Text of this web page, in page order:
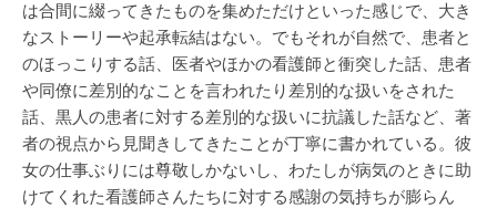
は合間に綴ってきたものを集めただけといった感じで、大き
なストーリーや起承転結はない。でもそれが自然で、患者と
のほっこりする話、医者やほかの看護師と衝突した話、患者
や同僚に差別的なことを言われたり差別的な扱いをされた
話、黒人の患者に対する差別的な扱いに抗議した話など、著
者の視点から見聞きしてきたことが丁寧に書かれている。彼
女の仕事ぶりには尊敬しかないし、わたしが病気のときに助
けてくれた看護師さんたちに対する感謝の気持ちが膨らん